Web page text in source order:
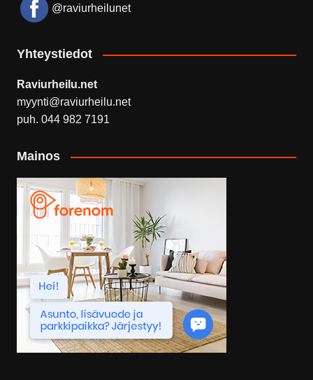
@raviurheilunet
Yhteystiedot
Raviurheilu.net
myynti@raviurheilu.net
puh. 044 982 7191
Mainos